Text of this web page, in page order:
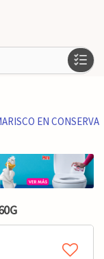
EN CONSERVA